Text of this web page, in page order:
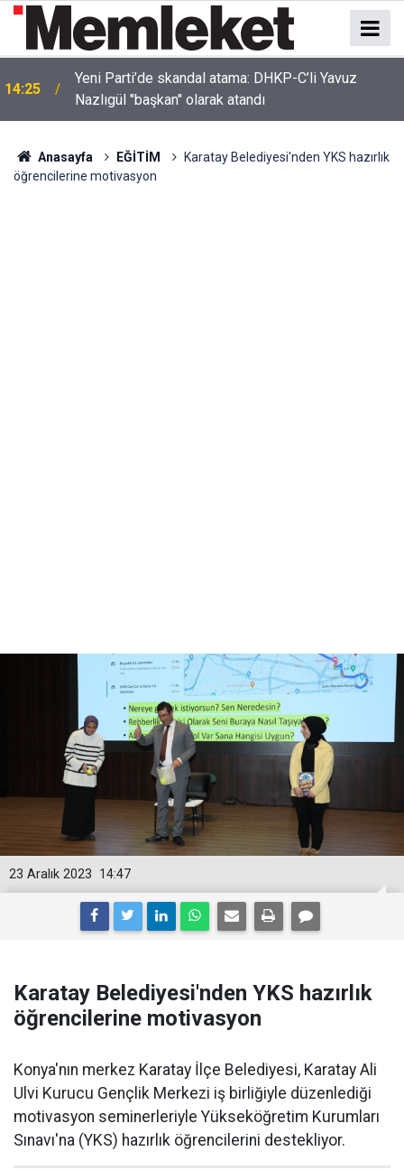
14:25
Yeni Parti’de skandal atama: DHKP-C’li Yavuz
Nazlıgül "başkan" olarak atandı
Anasayfa EĞİTİM
Karatay Belediyesi'nden YKS hazırlık
öğrencilerine motivasyon
14:47
23 Aralık 2023
Karatay Belediyesi'nden YKS hazırlık
öğrencilerine motivasyon
Konya'nın merkez Karatay İlçe Belediyesi, Karatay Ali
Ulvi Kurucu Gençlik Merkezi iş birliğiyle düzenlediği
motivasyon seminerleriyle Yükseköğretim Kurumları
Sınavı'na (YKS) hazırlık öğrencilerini destekliyor.